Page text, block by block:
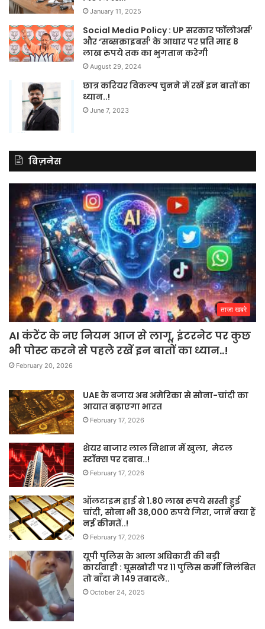
January 11, 2025
Social Media Policy : UP सरकार फॉलोअर्स’
और ‘सब्सक्राइबर्स’ के आधार पर प्रति माह 8
लाख रुपये तक का भुगतान करेगी
August 29, 2024
छात्र करियर विकल्प चुनने में रखें इन बातों का
ध्यान..!
June 7, 2023
बिज़नेस
ताजा खबरे
AI कंटेंट के नए नियम आज से लागू, इंटरनेट पर कुछ
भी पोस्ट करने से पहले रखें इन बातों का ध्यान..!
February 20, 2026
UAE के बजाय अब अमेरिका से सोना-चांदी का
आयात बढ़ाएगा भारत
February 17, 2026
शेयर बाजार लाल निशान में खुला, मेटल
स्टॉक्स पर दबाव..!
February 17, 2026
ऑलटाइम हाई से 1.80 लाख रुपये सस्ती हुई
चांदी, सोना भी 38,000 रुपये गिरा, जानें क्या हैं
नई कीमतें..!
February 17, 2026
यूपी पुलिस के आला अधिकारी की बड़ी
कार्यवाही : घूसखोरी पर 11 पुलिस कर्मी निलंबित
तो बाँदा मे 149 तबादले..
October 24, 2025